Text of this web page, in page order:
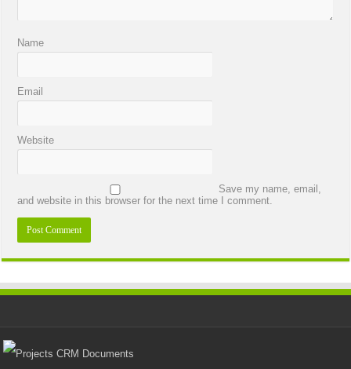
Name
Email
Website
Save my name, email,
and website in this browser for the next time I comment.